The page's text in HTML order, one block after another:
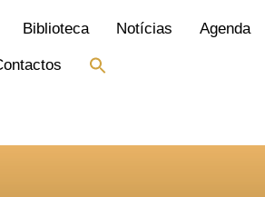
Biblioteca Notícias Agenda